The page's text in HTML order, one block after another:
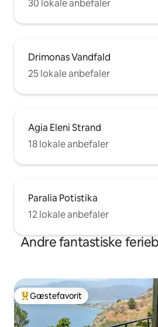
30 lokale anbefaler
Drimonas Vandfald
25 lokale anbefaler
Agia Eleni Strand
18 lokale anbefaler
Paralia Potistika
12 lokale anbefaler
Andre fantastiske
Bedste gæstefavorit
Gæstefavorit